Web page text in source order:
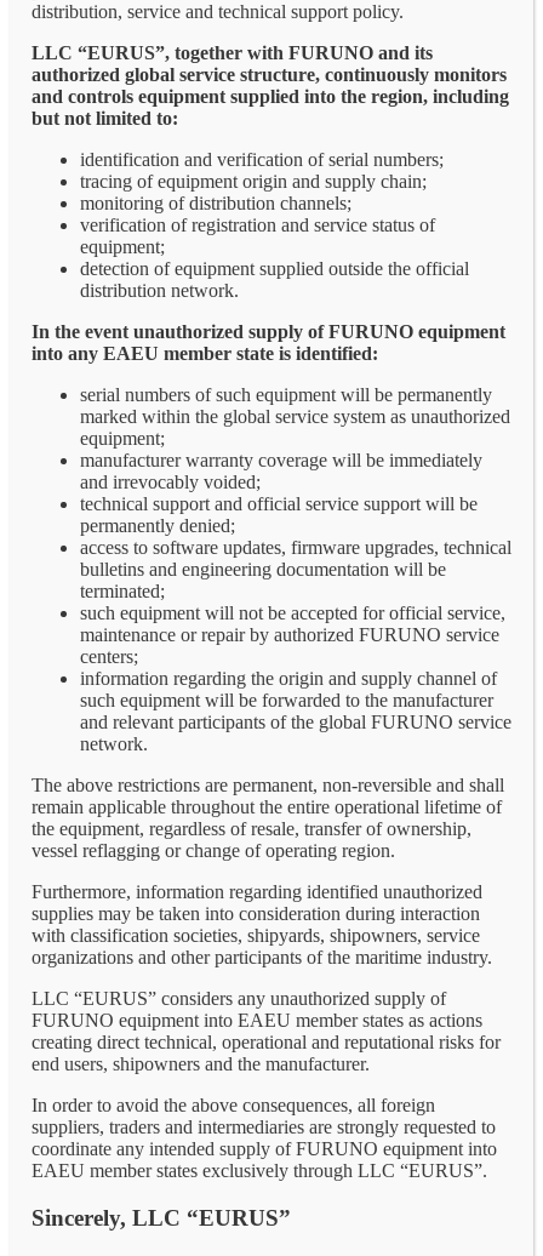
distribution, service and technical support policy.
LLC “EURUS”, together with FURUNO and its
authorized global service structure, continuously monitors
and controls equipment supplied into the region, including
but not limited to:
identification and verification of serial numbers;
tracing of equipment origin and supply chain;
monitoring of distribution channels;
verification of registration and service status of
equipment;
detection of equipment supplied outside the official
distribution network.
In the event unauthorized supply of FURUNO equipment
into any EAEU member state is identified:
serial numbers of such equipment will be permanently
marked within the global service system as unauthorized
equipment;
manufacturer warranty coverage will be immediately
and irrevocably voided;
technical support and official service support will be
permanently denied;
access to software updates, firmware upgrades, technical
bulletins and engineering documentation will be
terminated;
such equipment will not be accepted for official service,
maintenance or repair by authorized FURUNO service
centers;
information regarding the origin and supply channel of
such equipment will be forwarded to the manufacturer
and relevant participants of the global FURUNO service
network.
The above restrictions are permanent, non-reversible and shall
remain applicable throughout the entire operational lifetime of
the equipment, regardless of resale, transfer of ownership,
vessel reflagging or change of operating region.
Furthermore, information regarding identified unauthorized
supplies may be taken into consideration during interaction
with classification societies, shipyards, shipowners, service
organizations and other participants of the maritime industry.
LLC “EURUS” considers any unauthorized supply of
FURUNO equipment into EAEU member states as actions
creating direct technical, operational and reputational risks for
end users, shipowners and the manufacturer.
In order to avoid the above consequences, all foreign
suppliers, traders and intermediaries are strongly requested to
coordinate any intended supply of FURUNO equipment into
EAEU member states exclusively through LLC “EURUS”.
Sincerely, LLC “EURUS”